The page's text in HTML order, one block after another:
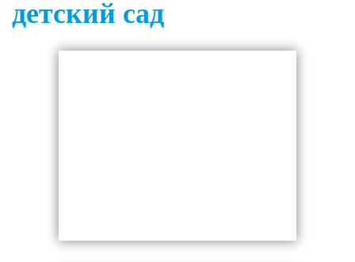
детский сад